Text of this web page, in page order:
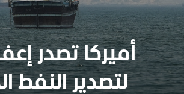
أميركا تصدر
لتصدير النفط